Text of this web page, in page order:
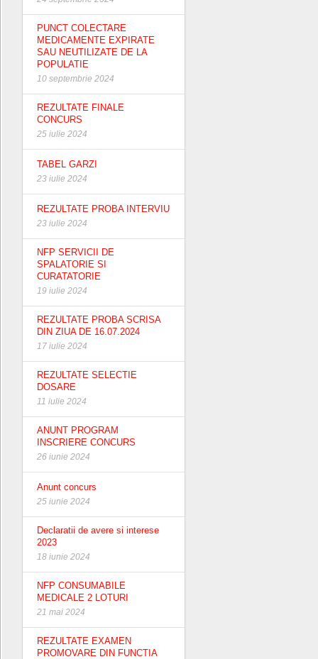
PUNCT COLECTARE
MEDICAMENTE EXPIRATE
SAU NEUTILIZATE DE LA
POPULATIE
10 septembrie 2024
REZULTATE FINALE
CONCURS
25 iulie 2024
TABEL GARZI
23 iulie 2024
REZULTATE PROBA INTERVIU
23 iulie 2024
NFP SERVICII DE
SPALATORIE SI
CURATATORIE
19 iulie 2024
REZULTATE PROBA SCRISA
DIN ZIUA DE 16.07.2024
17 iulie 2024
REZULTATE SELECTIE
DOSARE
11 iulie 2024
ANUNT PROGRAM
INSCRIERE CONCURS
26 iunie 2024
Anunt concurs
25 iunie 2024
Declaratii de avere si interese
2023
18 iunie 2024
NFP CONSUMABILE
MEDICALE 2 LOTURI
21 mai 2024
REZULTATE EXAMEN
PROMOVARE DIN FUNCTIA